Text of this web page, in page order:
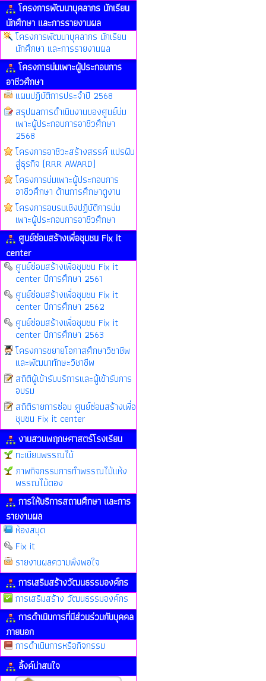
โครงการพัฒนาบุคลากร นักเรียน
นักศึกษา และการรายงานผล
โครงการพัฒนาบุคลากร นักเรียน
นักศึกษา และการรายงานผล
โครงการบ่มเพาะผู้ประกอบการ
อาชีวศึกษา
แผนปฏิบัติการประจำปี 2568
สรุปผลการดำเนินงานของศูนย์บ่ม
เพาะผู้ประกอบการอาชีวศึกษา
2568
โครงการอาชีวะสร้างสรรค์ แปรฝัน
สู่ธุรกิจ (RRR AWARD)
โครงการบ่มเพาะผู้ประกอบการ
อาชีวศึกษา ด้านการศึกษาดูงาน
โครงการอบรมเชิงปฏิบัติการบ่ม
เพาะผู้ประกอบการอาชีวศึกษา
ศูนย์ซ่อมสร้างเพื่อชุมชน Fix it
center
ศูนย์ซ่อมสร้างเพื่อชุมชน Fix it
center ปีการศึกษา 2561
ศูนย์ซ่อมสร้างเพื่อชุมชน Fix it
center ปีการศึกษา 2562
ศูนย์ซ่อมสร้างเพื่อชุมชน Fix it
center ปีการศึกษา 2563
โครงการขยายโอกาสศึกษาวิชาชีพ
และพัฒนาทักษะวิชาชีพ
สถิติผู้เข้ารับบริการและผู้เข้ารับการ
อบรม
สถิติรายการซ่อม ศูนย์ซ่อมสร้างเพื่อ
ชุมชน Fix it center
งานสวนพฤกษศาสตร์โรงเรียน
ทะเบียนพรรณไม้
ภาพกิจกรรมการทำพรรณไม้แห้ง
พรรณไม้ดอง
การให้บริการสถานศึกษา และการ
รายงานผล
ห้องสมุด
Fix it
รายงานผลความพึงพอใจ
การเสริมสร้างวัฒนธรรมองค์กร
การเสริมสร้าง วัฒนธรรมองค์กร
การดำเนินการที่มีส่วนร่วมกับบุคคล
ภายนอก
การดำเนินการหรือกิจกรรม
ลิ้งค์น่าสนใจ